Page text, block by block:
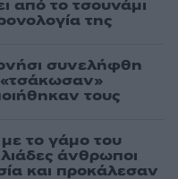
από το τσουνάμι
της
συνελήφθη
τους
το γάμο του
άνθρωποι
και προκάλεσαν